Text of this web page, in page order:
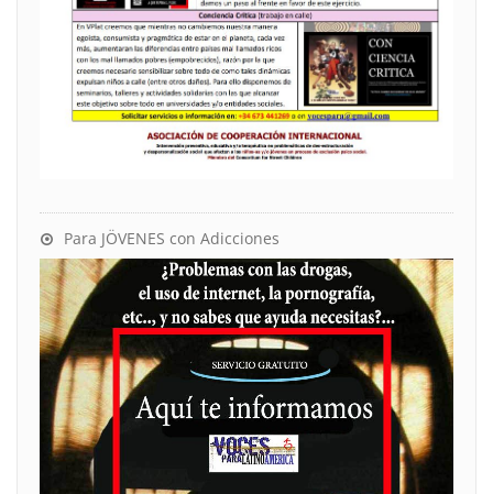
Para JÖVENES con Adicciones